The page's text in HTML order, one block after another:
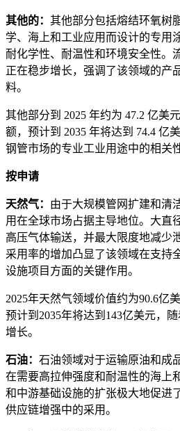
其他的： 其他部分包括熔结环氧树
学、海上和工业应用而设计的专用
耐化学性、耐温性和环境安全性。
正在稳步增长，强调了该领域的产
料。
其他部分到 2025 年约为 47.2 亿美
额，预计到 2035 年将达到 74.4 亿
钢管市场的专业工业用途中的相关
按申请
天然气： 由于大规模管网扩建和清
用在全球市场占据主导地位。大直
高压气体输送，并最大限度地减少
采用率的增加凸显了该领域在支持
设施项目方面的关键作用。
2025年天然气领域价值约为90.6亿
预计到2035年将达到143亿美元，
增长。
石油： 石油领域对于运输原油和成
在需要高拉伸强度和耐温性的海上
和中游基础设施的扩张极大地促进
供应链增强中的采用。